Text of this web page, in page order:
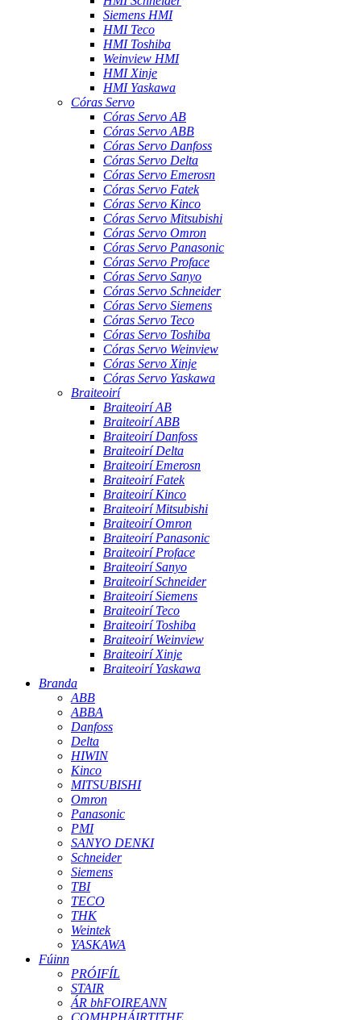
Siemens HMI
HMI Teco
HMI Toshiba
Weinview HMI
HMI Xinje
HMI Yaskawa
Córas Servo
Córas Servo AB
Córas Servo ABB
Córas Servo Danfoss
Córas Servo Delta
Córas Servo Emerosn
Córas Servo Fatek
Córas Servo Kinco
Córas Servo Mitsubishi
Córas Servo Omron
Córas Servo Panasonic
Córas Servo Proface
Córas Servo Sanyo
Córas Servo Schneider
Córas Servo Siemens
Córas Servo Teco
Córas Servo Toshiba
Córas Servo Weinview
Córas Servo Xinje
Córas Servo Yaskawa
Braiteoirí
Braiteoirí AB
Braiteoirí ABB
Braiteoirí Danfoss
Braiteoirí Delta
Braiteoirí Emerosn
Braiteoirí Fatek
Braiteoirí Kinco
Braiteoirí Mitsubishi
Braiteoirí Omron
Braiteoirí Panasonic
Braiteoirí Proface
Braiteoirí Sanyo
Braiteoirí Schneider
Braiteoirí Siemens
Braiteoirí Teco
Braiteoirí Toshiba
Braiteoirí Weinview
Braiteoirí Xinje
Braiteoirí Yaskawa
Branda
ABB
ABBA
Danfoss
Delta
HIWIN
Kinco
MITSUBISHI
Omron
Panasonic
PMI
SANYO DENKI
Schneider
Siemens
TBI
TECO
THK
Weintek
YASKAWA
Fúinn
PRÓIFÍL
STAIR
ÁR bhFOIREANN
COMHPHÁIRTITHE